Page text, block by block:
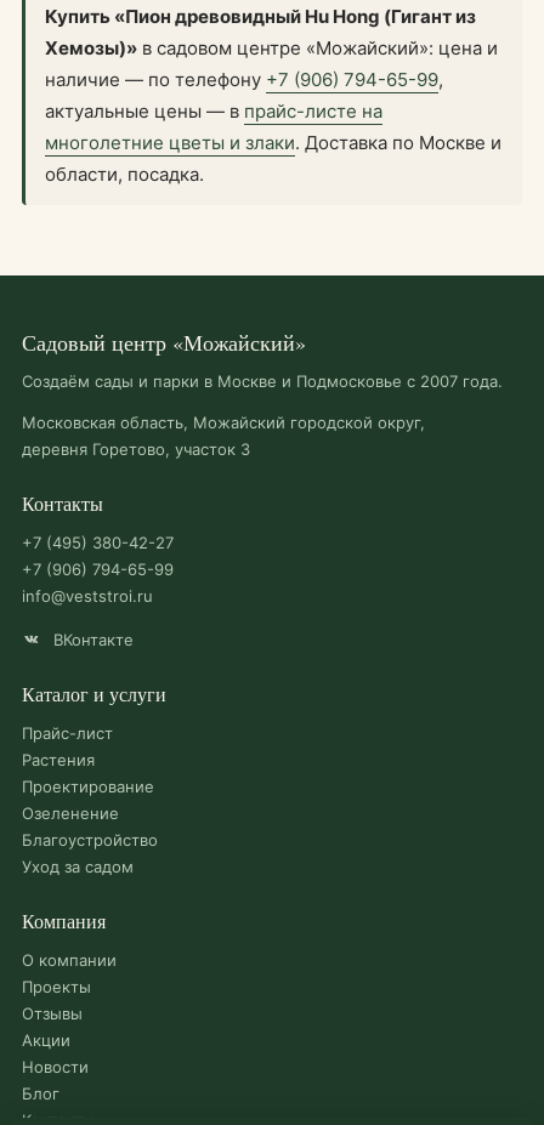
Купить «Пион древовидный Hu Hong (Гигант из
Хемозы)» в садовом центре «Можайский»: цена и
наличие — по телефону +7 (906) 794-65-99,
актуальные цены — в прайс-листе на
многолетние цветы и злаки. Доставка по Москве и
области, посадка.
Садовый центр «Можайский»
Создаём сады и парки в Москве и Подмосковье с 2007 года.
Московская область, Можайский городской округ,
деревня Горетово, участок 3
Контакты
+7 (495) 380-42-27
+7 (906) 794-65-99
info@veststroi.ru
ВКонтакте
Каталог и услуги
Прайс-лист
Растения
Проектирование
Озеленение
Благоустройство
Уход за садом
Компания
О компании
Проекты
Отзывы
Акции
Новости
Блог
Контакты